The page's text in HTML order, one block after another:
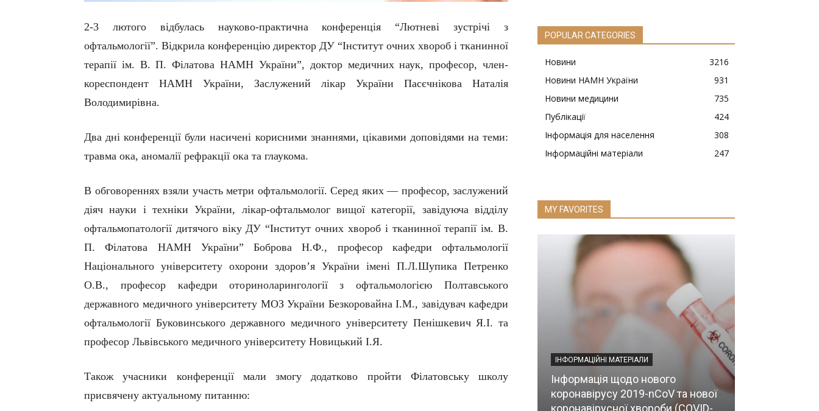
2-3 лютого відбулась науково-практична конференція “Лютневі зустрічі з
офтальмології”. Відкрила конференцію директор ДУ “Інститут очних хвороб і тканинної
терапії ім. В. П. Філатова НАМН України”, доктор медичних наук, професор, член-
кореспондент НАМН України, Заслужений лікар України Пасєчнікова Наталія
Володимирівна.
Два дні конференції були насичені корисними знаннями, цікавими доповідями на теми:
травма ока, аномалії рефракції ока та глаукома.
В обговореннях взяли участь метри офтальмології. Серед яких — професор, заслужений
діяч науки і техніки України, лікар-офтальмолог вищої категорії, завідуюча відділу
офтальмопатології дитячого віку ДУ “Інститут очних хвороб і тканинної терапії ім. В.
П. Філатова НАМН України” Боброва Н.Ф., професор кафедри офтальмології
Національного університету охорони здоров’я України імені П.Л.Шупика Петренко
О.В., професор кафедри оториноларингології з офтальмологією Полтавського
державного медичного університету МОЗ України Безкоровайна І.М., завідувач кафедри
офтальмології Буковинського державного медичного університетуПенішкевич Я.І.та
професор Львівського медичного університету Новицький І.Я.
Також учасники конференції мали змогу додатково пройти Філатовську школу
присвячену актуальному питанню:
POPULAR CATEGORIES
Новини
3216
Новини НАМН України
931
Новини медицини
735
Публікації
424
Інформація для населення
308
Інформаційні матеріали
247
MY FAVORITES
ІНФОРМАЦІЙНІ МАТЕРІАЛИ
Інформація щодо нового
коронавірусу 2019-nCoV та нової
коронавірусної хвороби (COVID-